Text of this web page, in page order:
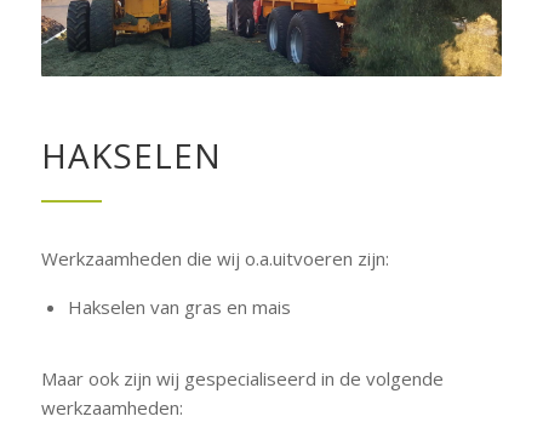
HAKSELEN
Werkzaamheden die wij o.a.uitvoeren zijn:
Hakselen van gras en mais
Maar ook zijn wij gespecialiseerd in de volgende
werkzaamheden: